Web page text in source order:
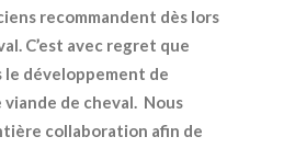
recommandent dès lors
C’est avec regret que
le développement de
viande de cheval. Nous
collaboration afin de